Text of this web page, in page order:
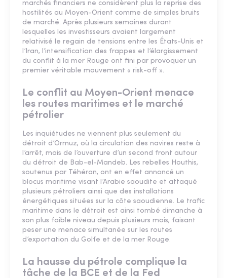
marchés financiers ne considèrent plus la reprise des
hostilités au Moyen-Orient comme de simples bruits
de marché. Après plusieurs semaines durant
lesquelles les investisseurs avaient largement
relativisé le regain de tensions entre les États-Unis et
l’Iran, l’intensification des frappes et l’élargissement
du conflit à la mer Rouge ont fini par provoquer un
premier véritable mouvement « risk-off ».
Le conflit au Moyen-Orient menace
les routes maritimes et le marché
pétrolier
Les inquiétudes ne viennent plus seulement du
détroit d’Ormuz, où la circulation des navires reste à
l’arrêt, mais de l’ouverture d’un second front autour
du détroit de Bab-el-Mandeb. Les rebelles Houthis,
soutenus par Téhéran, ont en effet annoncé un
blocus maritime visant l’Arabie saoudite et attaqué
plusieurs pétroliers ainsi que des installations
énergétiques situées sur la côte saoudienne. Le trafic
maritime dans le détroit est ainsi tombé dimanche à
son plus faible niveau depuis plusieurs mois, faisant
peser une menace simultanée sur les routes
d’exportation du Golfe et de la mer Rouge.
La hausse du pétrole complique la
tâche de la BCE et de la Fed